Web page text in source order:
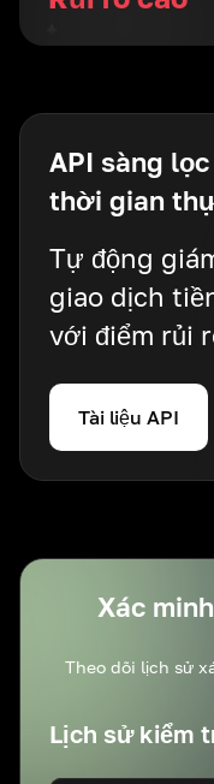
API sàng
thời gian
Tự động
giao dịch
với điểm rủi
Tài liệu API
Xác
Theo dõi lịch sử
Lịch sử kiểm